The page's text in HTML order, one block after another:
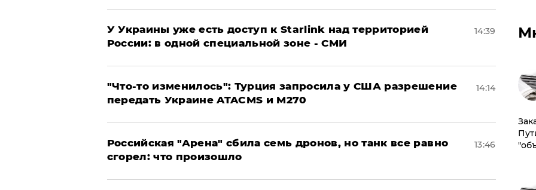
У Украины уже есть доступ к Starlink над территорией
России: в одной специальной зоне - СМИ
14:39
​"Что-то изменилось": Турция запросила у США разрешение
передать Украине ATACMS и M270
14:14
​Российская "Арена" сбила семь дронов, но танк все равно
сгорел: что произошло
13:46